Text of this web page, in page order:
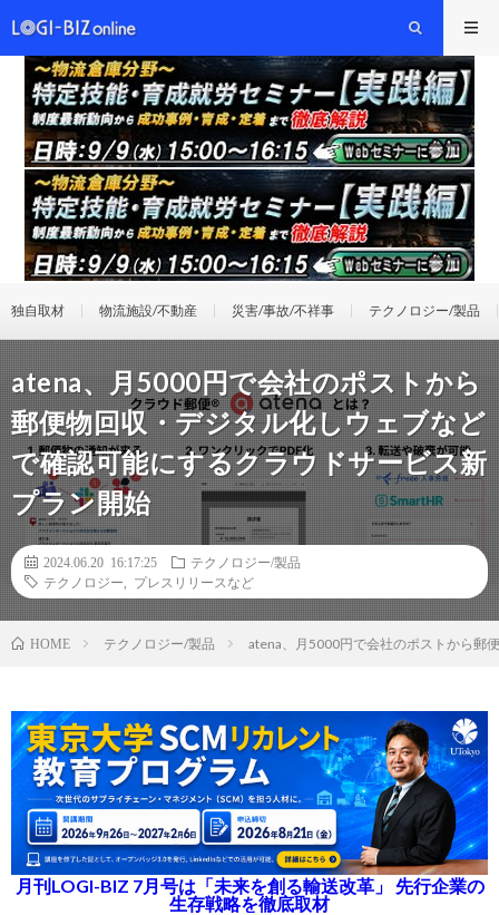
独自取材 物流施設/不動産 災害/事故/不祥事 テクノロジー/製品
atena、月5000円で会社のポストから
郵便物回収・デジタル化しウェブなど
で確認可能にするクラウドサービス新
プラン開始
2024.06.20 16:17:25
テクノロジー/製品
テクノロジー
プレスリリースなど
HOME テクノロジー/製品 atena、月5000円で会社のポストから郵
月刊LOGI-BIZ 7月号は「未来を創る輸送改革」 先行企業の
生存戦略を徹底取材